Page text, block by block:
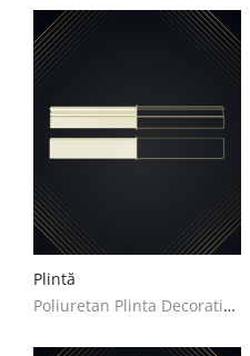
Plintă
Poliuretan Plinta Decoratiuni Casa